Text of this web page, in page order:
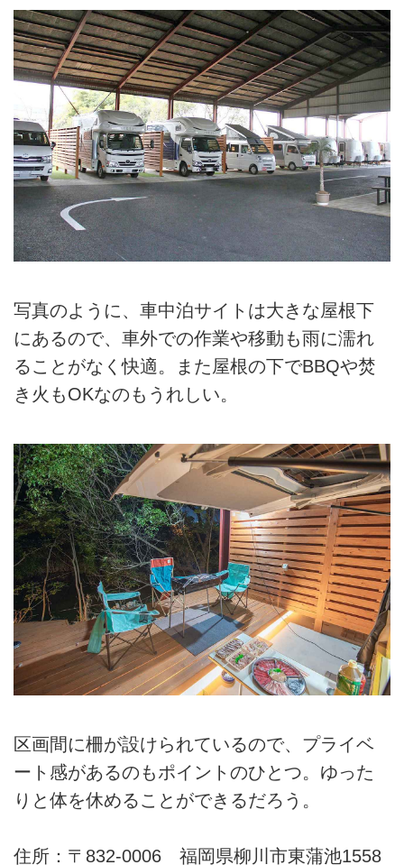
写真のように、車中泊サイトは大きな屋根下
にあるので、車外での作業や移動も雨に濡れ
ることがなく快適。また屋根の下でBBQや焚
き火もOKなのもうれしい。
区画間に柵が設けられているので、プライベ
ート感があるのもポイントのひとつ。ゆった
りと体を休めることができるだろう。
住所：〒832-0006 福岡県柳川市東蒲池1558